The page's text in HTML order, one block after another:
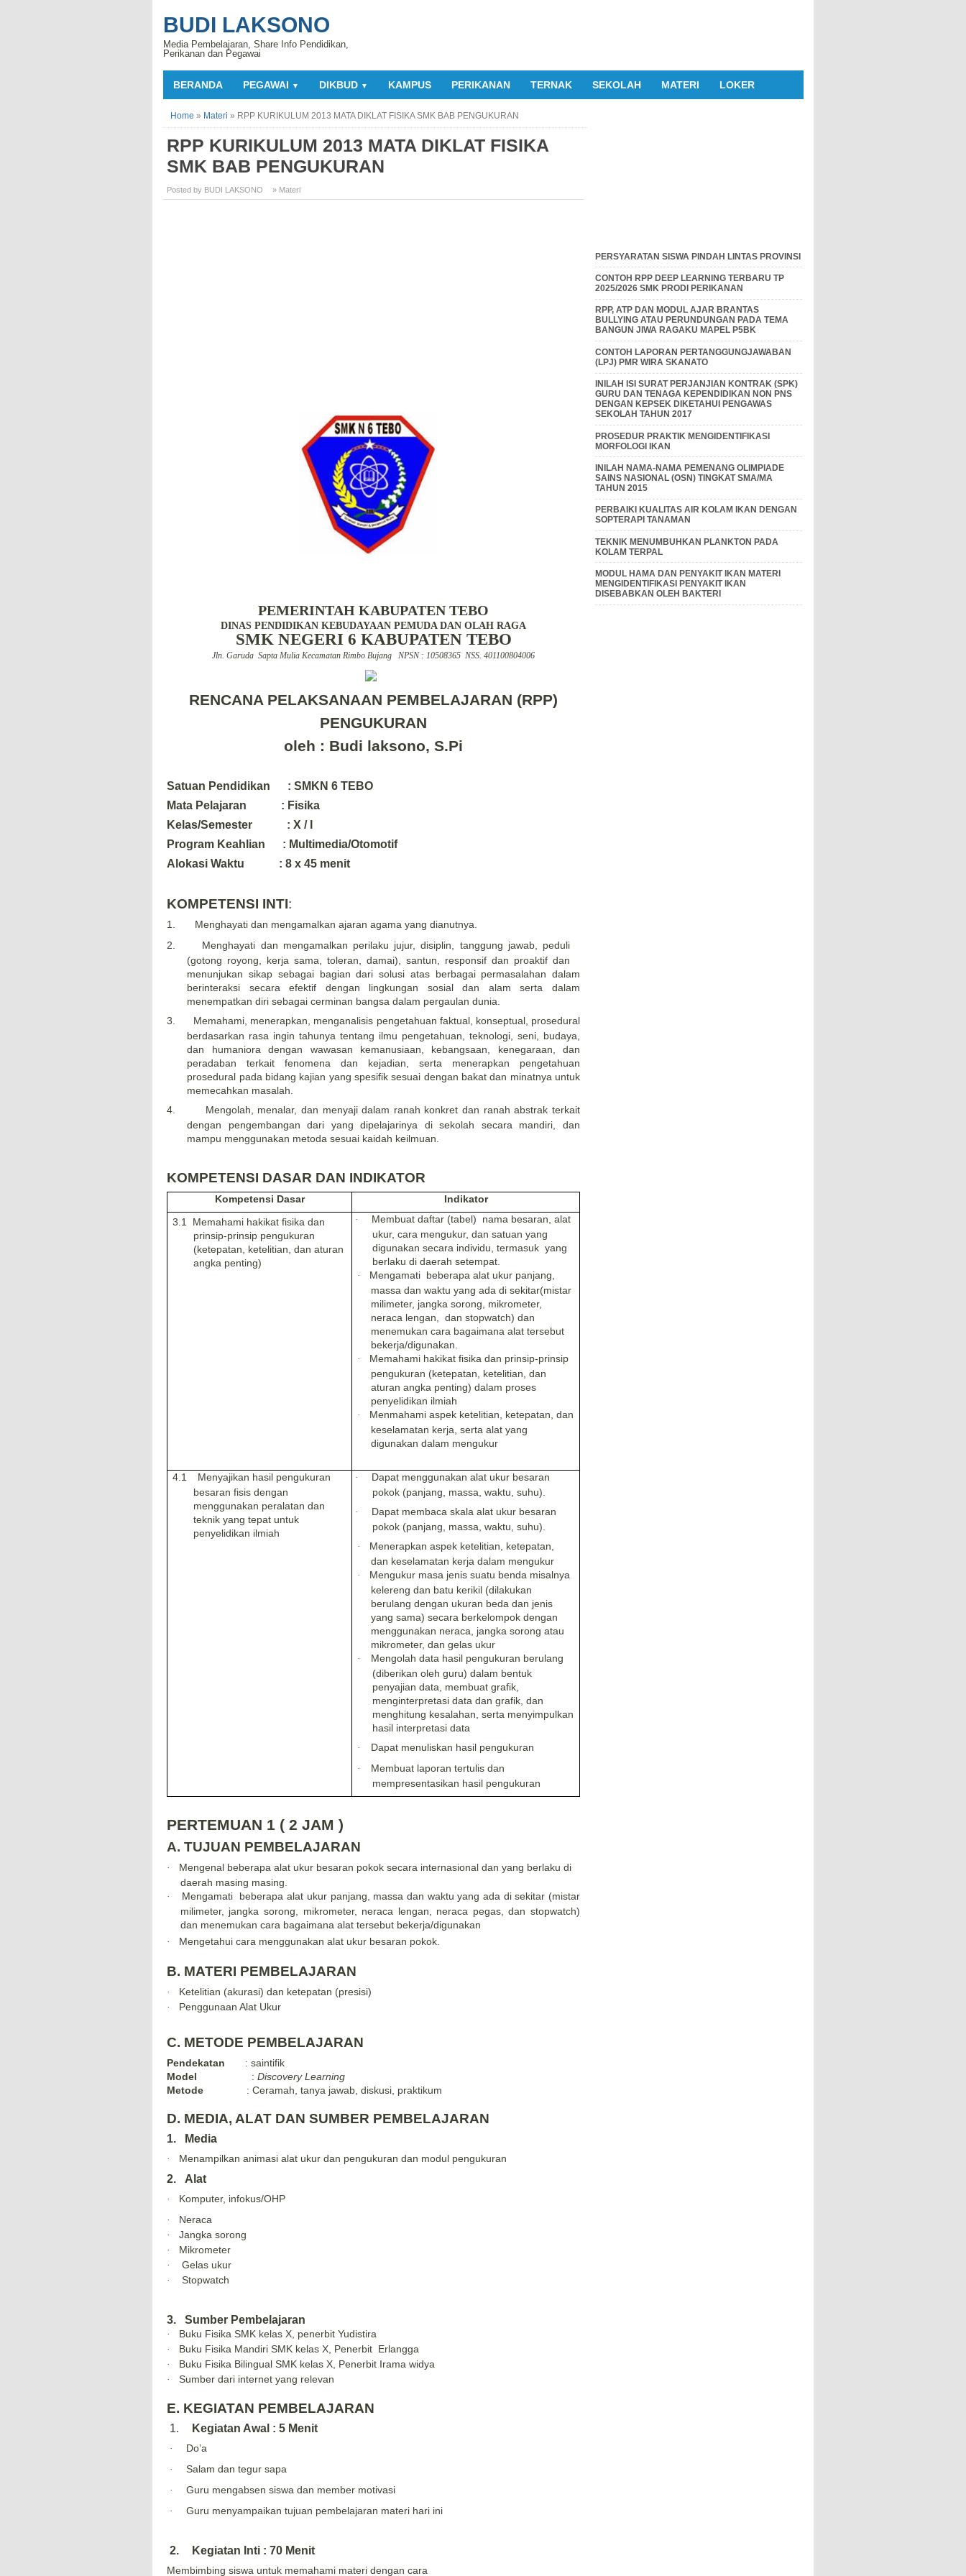
BUDI LAKSONO
Media Pembelajaran, Share Info Pendidikan,
Perikanan dan Pegawai
BERANDA PEGAWAI ▼ DIKBUD ▼ KAMPUS PERIKANAN TERNAK SEKOLAH MATERI LOKER
Home » Materi » RPP KURIKULUM 2013 MATA DIKLAT FISIKA SMK BAB PENGUKURAN
RPP KURIKULUM 2013 MATA DIKLAT FISIKA
SMK BAB PENGUKURAN
Posted by BUDI LAKSONO » Materi
PEMERINTAH KABUPATEN TEBO
DINAS PENDIDIKAN KEBUDAYAAN PEMUDA DAN OLAH RAGA
SMK NEGERI 6 KABUPATEN TEBO
Jln. Garuda Sapta Mulia Kecamatan Rimbo Bujang NPSN : 10508365 NSS. 401100804006
RENCANA PELAKSANAAN PEMBELAJARAN (RPP)
PENGUKURAN
oleh : Budi laksono, S.Pi
Satuan Pendidikan : SMKN 6 TEBO
Mata Pelajaran
: Fisika
Kelas/Semester
: X / I
Program Keahlian : Multimedia/Otomotif
Alokasi Waktu : 8 x 45 menit
KOMPETENSI INTI:
1.
Menghayati dan mengamalkan ajaran agama yang dianutnya.
2.
Menghayati dan mengamalkan perilaku jujur, disiplin, tanggung jawab, peduli
(gotong royong, kerja sama, toleran, damai), santun, responsif dan proaktif dan
menunjukan sikap sebagai bagian dari solusi atas berbagai permasalahan dalam
berinteraksi secara efektif dengan lingkungan sosial dan alam serta dalam
menempatkan diri sebagai cerminan bangsa dalam pergaulan dunia.
3.
Memahami, menerapkan, menganalisis pengetahuan faktual, konseptual, prosedural
berdasarkan rasa ingin tahunya tentang ilmu pengetahuan, teknologi, seni, budaya,
dan humaniora dengan wawasan kemanusiaan, kebangsaan, kenegaraan, dan
peradaban terkait fenomena dan kejadian, serta menerapkan pengetahuan
prosedural pada bidang kajian yang spesifik sesuai dengan bakat dan minatnya untuk
memecahkan masalah.
4.
Mengolah, menalar, dan menyaji dalam ranah konkret dan ranah abstrak terkait
dengan pengembangan dari yang dipelajarinya di sekolah secara mandiri, dan
mampu menggunakan metoda sesuai kaidah keilmuan.
KOMPETENSI DASAR DAN INDIKATOR
Kompetensi Dasar
Indikator
3.1
Memahami hakikat fisika dan
prinsip-prinsip pengukuran
(ketepatan, ketelitian, dan aturan
angka penting)
·
Membuat daftar (tabel) nama besaran, alat
ukur, cara mengukur, dan satuan yang
digunakan secara individu, termasuk yang
berlaku di daerah setempat.
·
Mengamati beberapa alat ukur panjang,
massa dan waktu yang ada di sekitar(mistar
milimeter, jangka sorong, mikrometer,
neraca lengan, dan stopwatch) dan
menemukan cara bagaimana alat tersebut
bekerja/digunakan
· Memahami hakikat fisika dan prinsip-prinsip
pengukuran (ketepatan, ketelitian, dan
aturan angka penting) dalam proses
penyelidikan ilmiah
· Menmahamiaspek ketelitian, ketepatan, dan
keselamatan kerja, serta alat yang
digunakan dalam mengukur
4.1
Menyajikan hasil pengukuran
besaran fisis dengan
menggunakan peralatan dan
teknik yang tepat untuk
penyelidikan ilmiah
· Dapat menggunakan alat ukurbesaran
pokok (panjang, massa, waktu, suhu).
· Dapat membaca skala alat ukurbesaran
pokok (panjang, massa, waktu, suhu).
·
Menerapkan aspek ketelitian, ketepatan,
dan keselamatan kerja dalam mengukur
·
Mengukur masa jenis suatu benda misalnya
kelereng dan batu kerikil (dilakukan
berulang dengan ukuran beda dan jenis
yang sama) secara berkelompok dengan
menggunakan neraca, jangka sorong atau
mikrometer, dan gelas ukur
·
Mengolah data hasil pengukuran berulang
(diberikan oleh guru) dalam bentuk
penyajian data, membuat grafik,
menginterpretasi data dan grafik, dan
menghitung kesalahan, serta menyimpulkan
hasil interpretasi data
· Dapat menuliskan hasil pengukuran
·
Membuat laporan tertulis dan
mempresentasikan hasil pengukuran
PERTEMUAN 1 ( 2 JAM )
A. TUJUAN PEMBELAJARAN
·
Mengenal beberapa alat ukur besaran pokok secara internasional dan yang berlaku di
daerah masing masing.
· Mengamati beberapa alat ukur panjang, massa dan waktu yang ada di sekitar (mistar
milimeter, jangka sorong, mikrometer, neraca lengan, neraca pegas, dan stopwatch)
dan menemukan cara bagaimana alat tersebut bekerja/digunakan
· Mengetahui cara menggunakan alat ukur besaran pokok.
B. MATERI PEMBELAJARAN
· Ketelitian (akurasi) dan ketepatan (presisi)
· Penggunaan Alat Ukur
C. METODE PEMBELAJARAN
Pendekatan : saintifik
Model : Discovery Learning
Metode
: Ceramah, tanya jawab, diskusi, praktikum
D. MEDIA, ALAT DAN SUMBER PEMBELAJARAN
1. Media
· Menampilkan animasi alat ukur dan pengukuran dan modul pengukuran
2. Alat
· Komputer, infokus/OHP
· Neraca
· Jangka sorong
· Mikrometer
· Gelas ukur
· Stopwatch
3. Sumber Pembelajaran
· Buku Fisika SMK kelas X , penerbit Yudistira
· Buku Fisika Mandiri SMK kelas X, Penerbit Erlangga
· Buku Fisika Bilingual SMK kelas X, Penerbit Irama widya
· Sumber dari internet yang relevan
E. KEGIATAN PEMBELAJARAN
1. Kegiatan Awal : 5 Menit
· Do’a
· Salam dan tegur sapa
· Guru mengabsen siswa dan member motivasi
· Guru menyampaikan tujuan pembelajaran materi hari ini
2. Kegiatan Inti : 70 Menit
Membimbing siswa untuk memahami materi dengan cara
PERSYARATAN SISWA PINDAH LINTAS PROVINSI
CONTOH RPP DEEP LEARNING TERBARU TP
2025/2026 SMK PRODI PERIKANAN
RPP, ATP DAN MODUL AJAR BRANTAS
BULLYING ATAU PERUNDUNGAN PADA TEMA
BANGUN JIWA RAGAKU MAPEL P5BK
CONTOH LAPORAN PERTANGGUNGJAWABAN
(LPJ) PMR WIRA SKANATO
INILAH ISI SURAT PERJANJIAN KONTRAK (SPK)
GURU DAN TENAGA KEPENDIDIKAN NON PNS
DENGAN KEPSEK DIKETAHUI PENGAWAS
SEKOLAH TAHUN 2017
PROSEDUR PRAKTIK MENGIDENTIFIKASI
MORFOLOGI IKAN
INILAH NAMA-NAMA PEMENANG OLIMPIADE
SAINS NASIONAL (OSN) TINGKAT SMA/MA
TAHUN 2015
PERBAIKI KUALITAS AIR KOLAM IKAN DENGAN
SOPTERAPI TANAMAN
TEKNIK MENUMBUHKAN PLANKTON PADA
KOLAM TERPAL
MODUL HAMA DAN PENYAKIT IKAN MATERI
MENGIDENTIFIKASI PENYAKIT IKAN
DISEBABKAN OLEH BAKTERI